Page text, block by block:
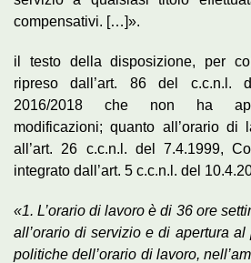
compensativi. […]».
il testo della disposizione, per
ripreso dall’art. 86 del c.c.n.l.
2016/2018 che non ha
modificazioni; quanto all’orario di
all’art. 26 c.c.n.l. del 7.4.1999,
integrato dall’art. 5 c.c.n.l. del
«1. L’orario di lavoro è di 36 ore
all’orario di servizio e di apertura
politiche dell’orario di lavoro,